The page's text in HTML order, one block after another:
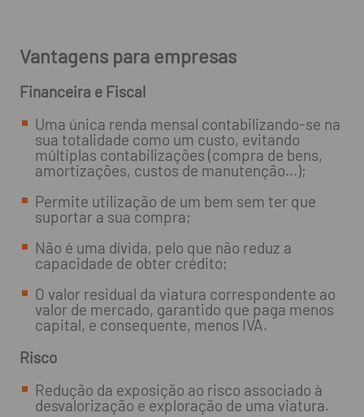
Vantagens para empresas
Financeira e Fiscal
Uma única renda mensal contabilizando-se na
sua totalidade como um custo, evitando
múltiplas contabilizações (compra de bens,
amortizações, custos de manutenção…);
Permite utilização de um bem sem ter que
suportar a sua compra;
Não é uma dívida, pelo que não reduz a
capacidade de obter crédito;
O valor residual da viatura correspondente ao
valor de mercado, garantido que paga menos
capital, e consequente, menos IVA.
Risco
Redução da exposição ao risco associado à
desvalorização e exploração de uma viatura.